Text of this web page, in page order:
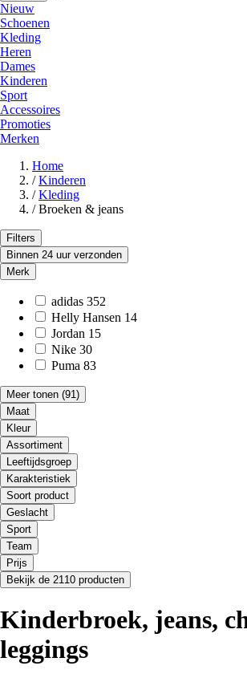
Nieuw
Schoenen
Kleding
Heren
Dames
Kinderen
Sport
Accessoires
Promoties
Merken
Home
/ Kinderen
/ Kleding
/ Broeken & jeans
Filters
Binnen 24 uur verzonden
Merk
adidas 352
Helly Hansen 14
Jordan 15
Nike 30
Puma 83
Meer tonen (91)
Maat
Kleur
Assortiment
Leeftijdsgroep
Karakteristiek
Soort product
Geslacht
Sport
Team
Prijs
Bekijk de 2110 producten
Kinderbroek, jeans,
leggings